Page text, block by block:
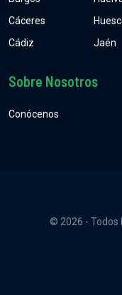
Cáceres
Cádiz
Jaén
Sobre Nosotros
Conócenos
© 2026 - Todos